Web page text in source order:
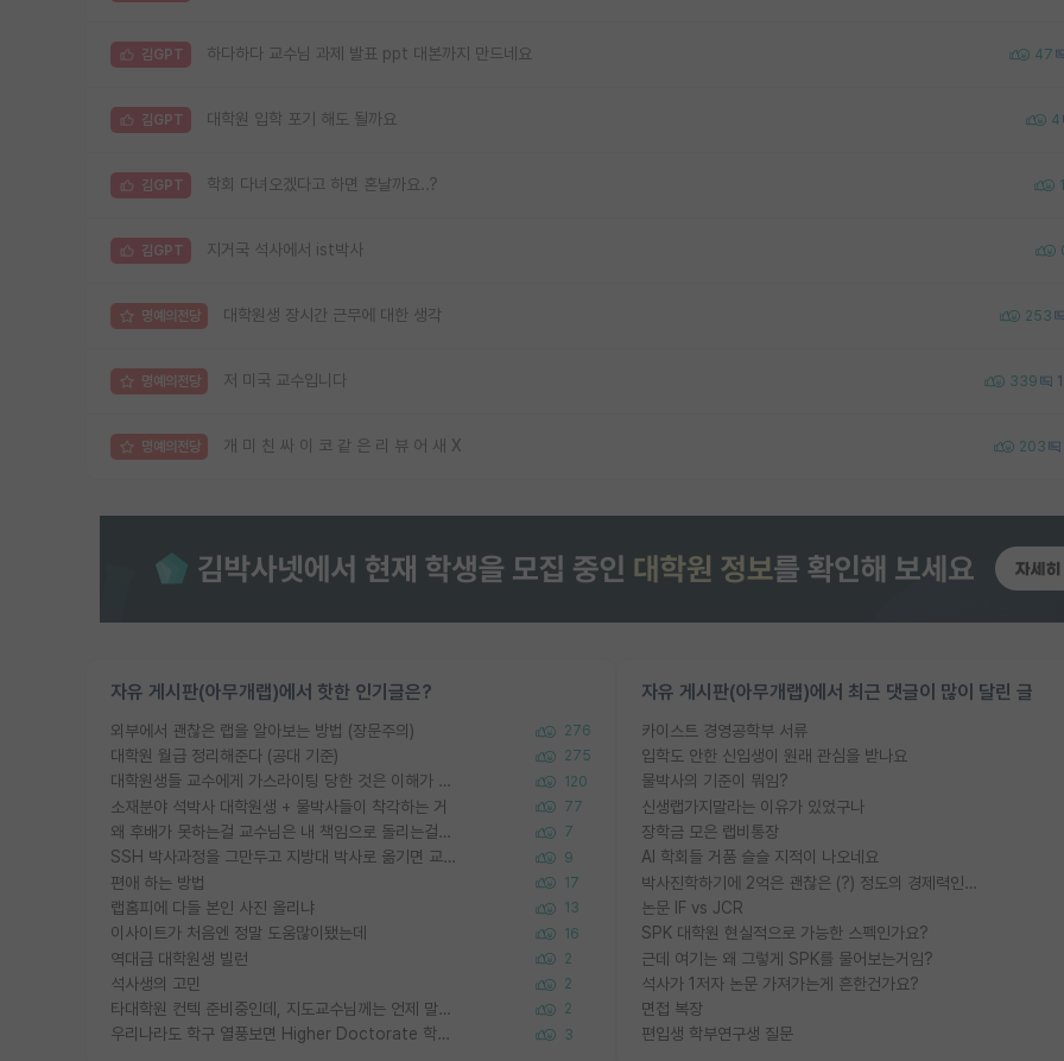
김GPT 하다하다 교수님 과제 발표 ppt 대본까지 만드네요 47
김GPT 대학원 입학 포기 해도 될까요 4
김GPT 학회 다녀오겠다고 하면 혼날까요..? 1
김GPT 지거국 석사에서 ist박사
명예의전당 대학원생 장시간 근무에 대한 생각 253
명예의전당 저 미국 교수입니다 339
명예의전당 개 미 친 싸 이 코 같 은 리 뷰 어 새 X 203
자유 게시판(아무개랩)에서 핫한 인기글은?
외부에서 괜찮은 랩을 알아보는 방법 (장문주의) 276
대학원 월급 정리해준다 (공대 기준) 275
대학원생들 교수에게 가스라이팅 당한 것은 이해가 갑니다. 안타깝네요. 120
소재분야 석박사 대학원생 + 물박사들이 착각하는 거 77
왜 후배가 못하는걸 교수님은 내 책임으로 돌리는걸까요? 7
SSH 박사과정을 그만두고 지방대 박사로 옮기면 교수의 꿈은 끝일까요? 9
편애 하는 방법 17
랩홈피에 다들 본인 사진 올리냐 13
이사이트가 처음엔 정말 도움많이됐는데 16
역대급 대학원생 빌런 2
석사생의 고민 2
타대학원 컨텍 준비중인데, 지도교수님께는 언제 말씀드려야 할까요? 2
우리나라도 학구 열풍보면 Higher Doctorate 학위가 필요하다고 봅니다. 3
자유 게시판(아무개랩)에서 최근 댓글이 많이 달린 글
카이스트 경영공학부 서류
입학도 안한 신입생이 원래 관심을 받나요
물박사의 기준이 뭐임?
신생랩가지말라는 이유가 있었구나
장학금 모은 랩비통장
AI 학회들 거품 슬슬 지적이 나오네요
박사진학하기에 2억은 괜찮은 (?) 정도의 경제력인가요
논문 IF vs JCR
SPK 대학원 현실적으로 가능한 스펙인가요?
근데 여기는 왜 그렇게 SPK를 물어보는거임?
석사가 1저자 논문 가져가는게 흔한건가요?
면접 복장
편입생 학부연구생 질문